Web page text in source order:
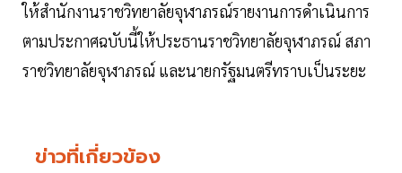
ให้สำนักงานราชวิทยาลัยจุฬาภรณ์รายงานการดําเนินการ
ตามประกาศฉบับนี้ให้ประธานราชวิทยาลัยจุฬาภรณ์ สภา
ราชวิทยาลัยจุฬาภรณ์ และนายกรัฐมนตรีทราบเป็นระยะ
ข่าวที่เกี่ยวข้อง